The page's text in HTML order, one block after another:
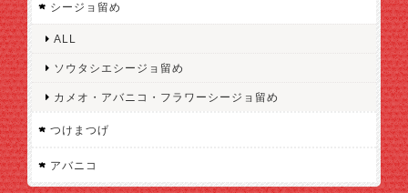
シージョ留め
ALL
ソウタシエシージョ留め
カメオ・アバニコ・フラワーシージョ留め
つけまつげ
アバニコ